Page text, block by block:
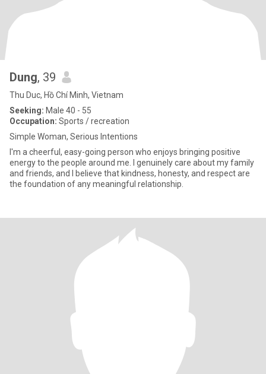
Dung, 39
Thu Duc, Hồ Chí Minh, Vietnam
Seeking: Male 40 - 55
Occupation: Sports / recreation
Simple Woman, Serious Intentions
I'm a cheerful, easy-going person who enjoys bringing positive
energy to the people around me. I genuinely care about my family
and friends, and I believe that kindness, honesty, and respect are
the foundation of any meaningful relationship.